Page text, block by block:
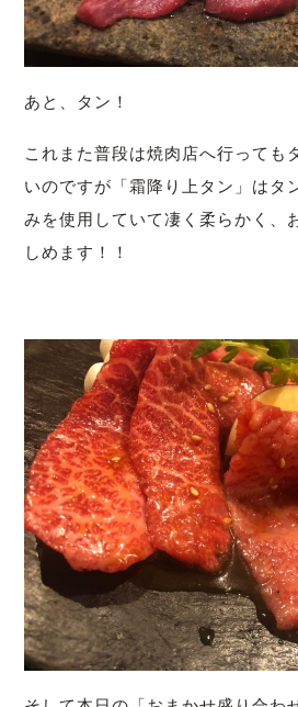
あと、タン！
これまた普段は焼肉店へ行っても
いのですが「霜降り上タン」はタ
みを使用していて凄く柔らかく、
しめます！！